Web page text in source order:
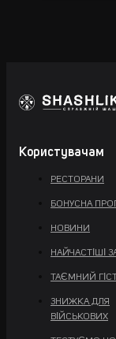
Користувачам
РЕСТОРАНИ
БОНУСНА
НОВИНИ
НАЙЧАСТІШІ
ТАЄМНИЙ
ЗНИЖКА ДЛЯ
ВІЙСЬКОВИХ